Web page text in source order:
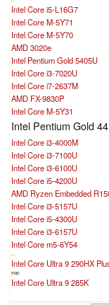
Intel Core i5-L16G7
Intel Core M-5Y71
Intel Core M-5Y70
AMD 3020e
Intel Pentium Gold 5405U
Intel Core i3-7020U
Intel Core i7-2637M
AMD FX-9830P
Intel Core M-5Y31
Intel Pentium Gold
Intel Core i3-4000M
Intel Core i3-7100U
Intel Core i3-6100U
Intel Core i5-4200U
AMD Ryzen Embedded
Intel Core i3-5157U
Intel Core i5-4300U
Intel Core i3-6157U
Intel Core m5-6Y54
Intel Core Ultra 9 290HX
max:
Intel Core Ultra 9 285K